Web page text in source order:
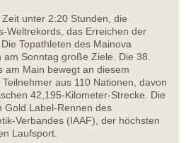
unter 2:20 Stunden, die
Weltrekords, das Erreichen der
Topathleten des Mainova
Sonntag große Ziele. Die 38.
am Main bewegt an diesem
aus 110 Nationen, davon
42,195-Kilometer-Strecke. Die
Gold Label-Rennen des
Verbandes (IAAF), der höchsten
Laufsport.